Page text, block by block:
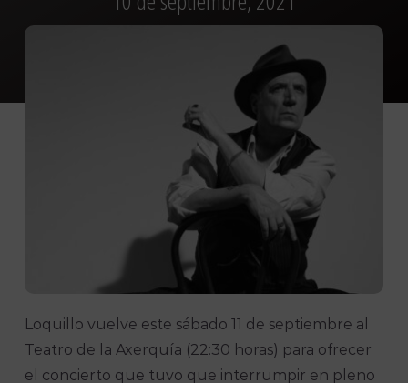
Loquillo vuelve este sábado 11 de septiembre al
Teatro de la Axerquía (22:30 horas) para ofrecer
el concierto que tuvo que interrumpir en pleno